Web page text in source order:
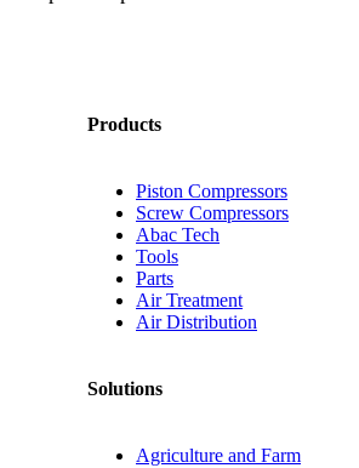
Products
Piston Compressors
Screw Compressors
Abac Tech
Tools
Parts
Air Treatment
Air Distribution
Solutions
Agriculture and Farm